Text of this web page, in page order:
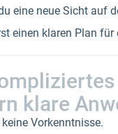
eine neue Sicht auf
einen klaren Plan
klare
Vorkenntnisse.